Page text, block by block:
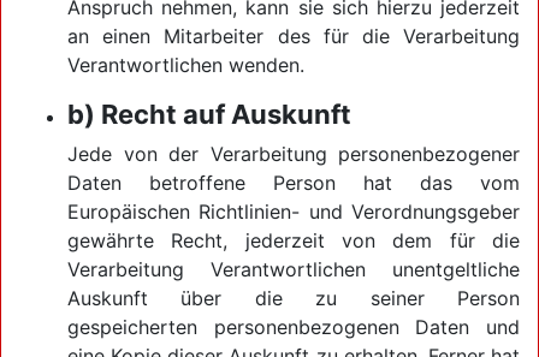
Anspruch nehmen, kann sie sich hierzu jederzeit
an einen Mitarbeiter des für die Verarbeitung
Verantwortlichen wenden.
b) Recht auf Auskunft
Jede von der Verarbeitung personenbezogener
Daten betroffene Person hat das vom
Europäischen Richtlinien- und Verordnungsgeber
gewährte Recht, jederzeit von dem für die
Verarbeitung Verantwortlichen unentgeltliche
Auskunft über die zu seiner Person
gespeicherten personenbezogenen Daten und